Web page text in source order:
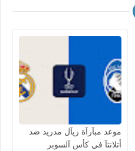
موعد مبآرآة ريآل مدريد ضد
أتلانتآ في كأس آلسوبر